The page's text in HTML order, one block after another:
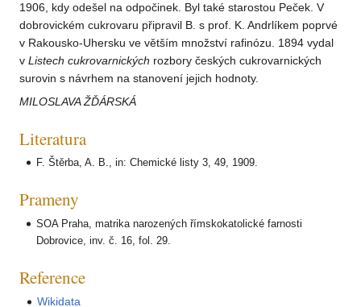
1906, kdy odešel na odpočinek. Byl také starostou Peček. V
dobrovickém cukrovaru připravil B. s prof. K. Andrlíkem poprvé
v Rakousko-Uhersku ve větším množství rafinózu. 1894 vydal
v Listech cukrovarnických rozbory českých cukrovarnických
surovin s návrhem na stanovení jejich hodnoty.
MILOSLAVA ŽĎÁRSKÁ
Literatura
F. Štěrba, A. B., in: Chemické listy 3, 49, 1909.
Prameny
SOA Praha, matrika narozených římskokatolické farnosti
Dobrovice, inv. č. 16, fol. 29.
Reference
Wikidata